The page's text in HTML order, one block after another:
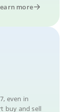
more
even in
buy and sell